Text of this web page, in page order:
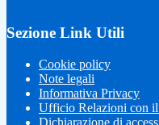
Sezione Link Utili
Cookie policy
Note legali
Informativa Privacy
Ufficio Relazioni con
Dichiarazione di